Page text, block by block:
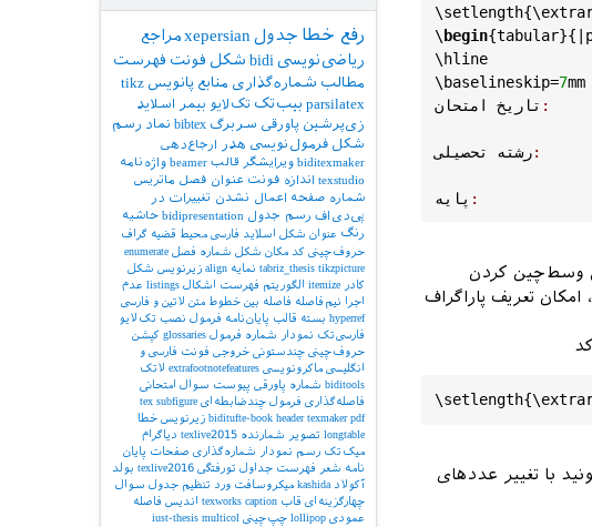
\setlength{\
\ begin{tabular}{|
\hline
\baselineskip=7mm
تاریخ امتحان :
رشته تحصیلی:
پایه :
\baselineskip= 7mm
اداره کل آموزش و پرورش خراسان شمالی
وسط‌چین کردن
تعریف پاراگراف
با تغییر عددهای
رفع خطا جدول xepersianمراجع
ریاضی‌نویسی bidi شکل فونت فهرست
مطالب شماره‌گذاری منابع پانویس tikz
parsilatex بیب‌تک تک‌لایو بیمر اسلاید
زی‌پرشین پاورقی سربرگ bibtex نماد رسم
شکل فرمول‌نویسی هدر
ارجاع‌دهی
biditexmaker ویرایشگر قالب beamer واژه‌نامه
texstudio اندازه فونت عنوان فصل ماتریس
شماره صفحه اعمال نشدن تغییرات در
پی‌دی‌اف رسم جدول bidipresentation حاشیه
رنگ عنوان شکل اسلاید فارسی محیط قضیه گراف
حروف‌چینی کد مکان شکل شماره فصل enumerate
tabriz_thesis tikzpicture نمایه align زیرنویس شکل
کادر
itemize الگوریتم فهرست اشکال listings عدم
اجرا
نیم‌فاصله فاصله بین خطوط متن لاتین و فارسی
hyperref بسته قالب پایان‌نامه فرمول نصب تک‌لایو
فارسی‌تک نمودار شماره فرمول glossaries کپشن
حروف‌چینی چندستونی خروجی فونت فارسی و
انگلیسی ماکرونویسی extrafootnotefeatures لاتک
biditools شماره پاورقی پیوست‌ سوال امتحانی
فاصله‌گذاری فرمول چندضابطه‌ای tex subfigure
biditufte-book header texmaker pdf زیرنویس خطا
longtable تصویر شمارنده texlive2015 دیاگرام
میک‌تک رسم نمودار شماره‌گذاری صفحات پایان
نامه شعر فهرست جداول تورفتگی texlive2016 بولد
آکولاد kashida میکروسافت ورد تنظیم جدول سوال
چهارگزینه‌ای قاب texworks caption اندیس فاصله
عمودی lollipop چپ‌چینی iust-thesis multicol